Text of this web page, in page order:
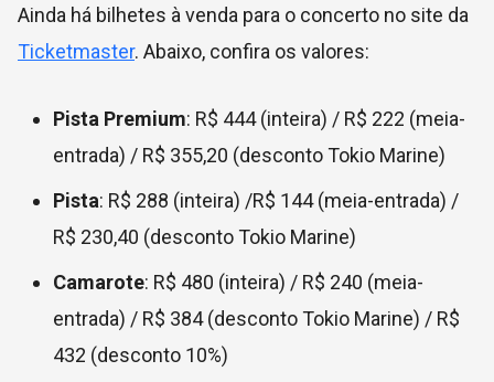
Ainda há bilhetes à venda para o concerto no site da
Ticketmaster. Abaixo, confira os valores:
Pista Premium: R$ 444 (inteira) / R$ 222 (meia-
entrada) / R$ 355,20 (desconto Tokio Marine)
Pista: R$ 288 (inteira) /R$ 144 (meia-entrada) /
R$ 230,40 (desconto Tokio Marine)
Camarote: R$ 480 (inteira) / R$ 240 (meia-
entrada) / R$ 384 (desconto Tokio Marine) / R$
432 (desconto 10%)